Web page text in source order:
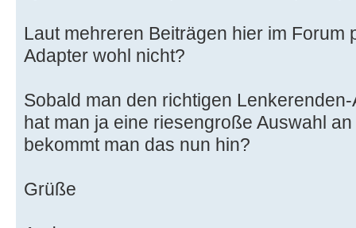
Laut mehreren Beiträgen hier im Forum
Adapter wohl nicht?
Sobald man den richtigen
hat man ja eine riesengroße Auswahl
bekommt man das nun hin?
Grüße